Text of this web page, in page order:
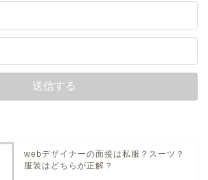
webデザイナーの面接は私服？スーツ？
服装はどちらが正解？